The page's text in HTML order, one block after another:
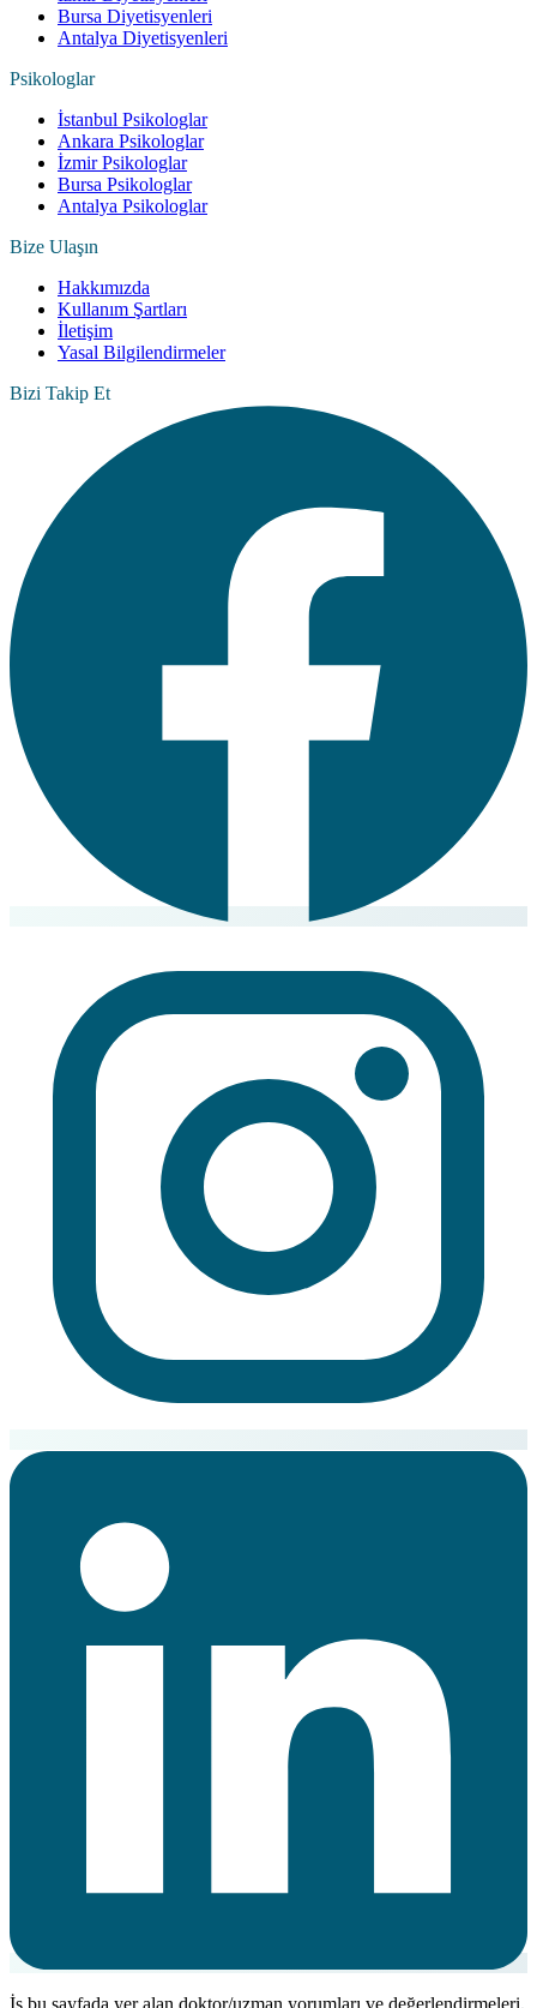
Bursa Diyetisyenleri
Antalya Diyetisyenleri
Psikologlar
İstanbul Psikologlar
Ankara Psikologlar
İzmir Psikologlar
Bursa Psikologlar
Antalya Psikologlar
Bize Ulaşın
Hakkımızda
Kullanım Şartları
İletişim
Yasal Bilgilendirmeler
Bizi Takip Et